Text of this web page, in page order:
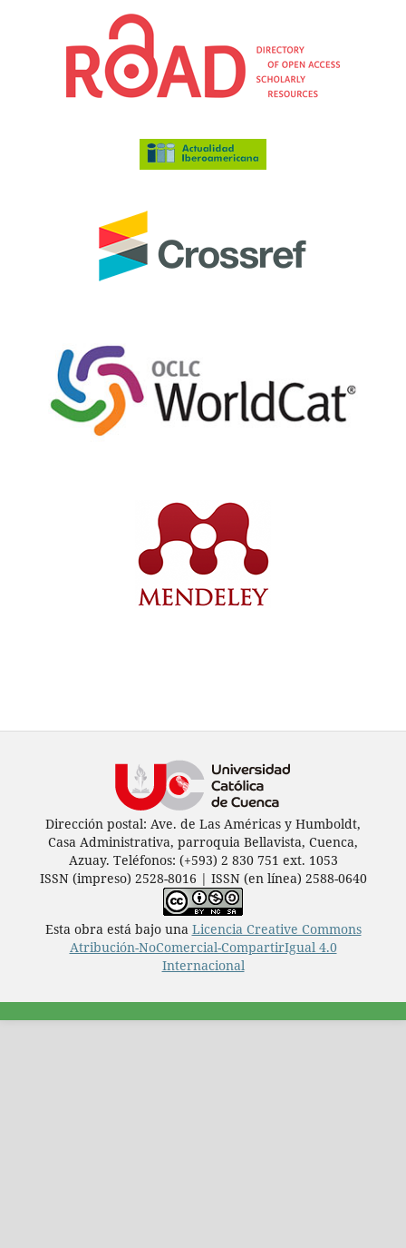
Dirección postal: Ave. de Las Américas y Humboldt,
Casa Administrativa, parroquia Bellavista, Cuenca,
Azuay. Teléfonos: (+593) 2 830 751 ext. 1053
ISSN (impreso) 2528-8016 | ISSN (en línea) 2588-0640
Esta obra está bajo una Licencia Creative Commons
Atribución-NoComercial-CompartirIgual 4.0
Internacional